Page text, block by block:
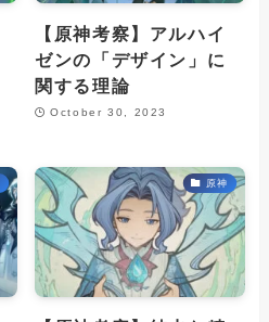
【原神考察】アルハイ
ゼンの「デザイン」に
関する理論
October 30, 2023
原神